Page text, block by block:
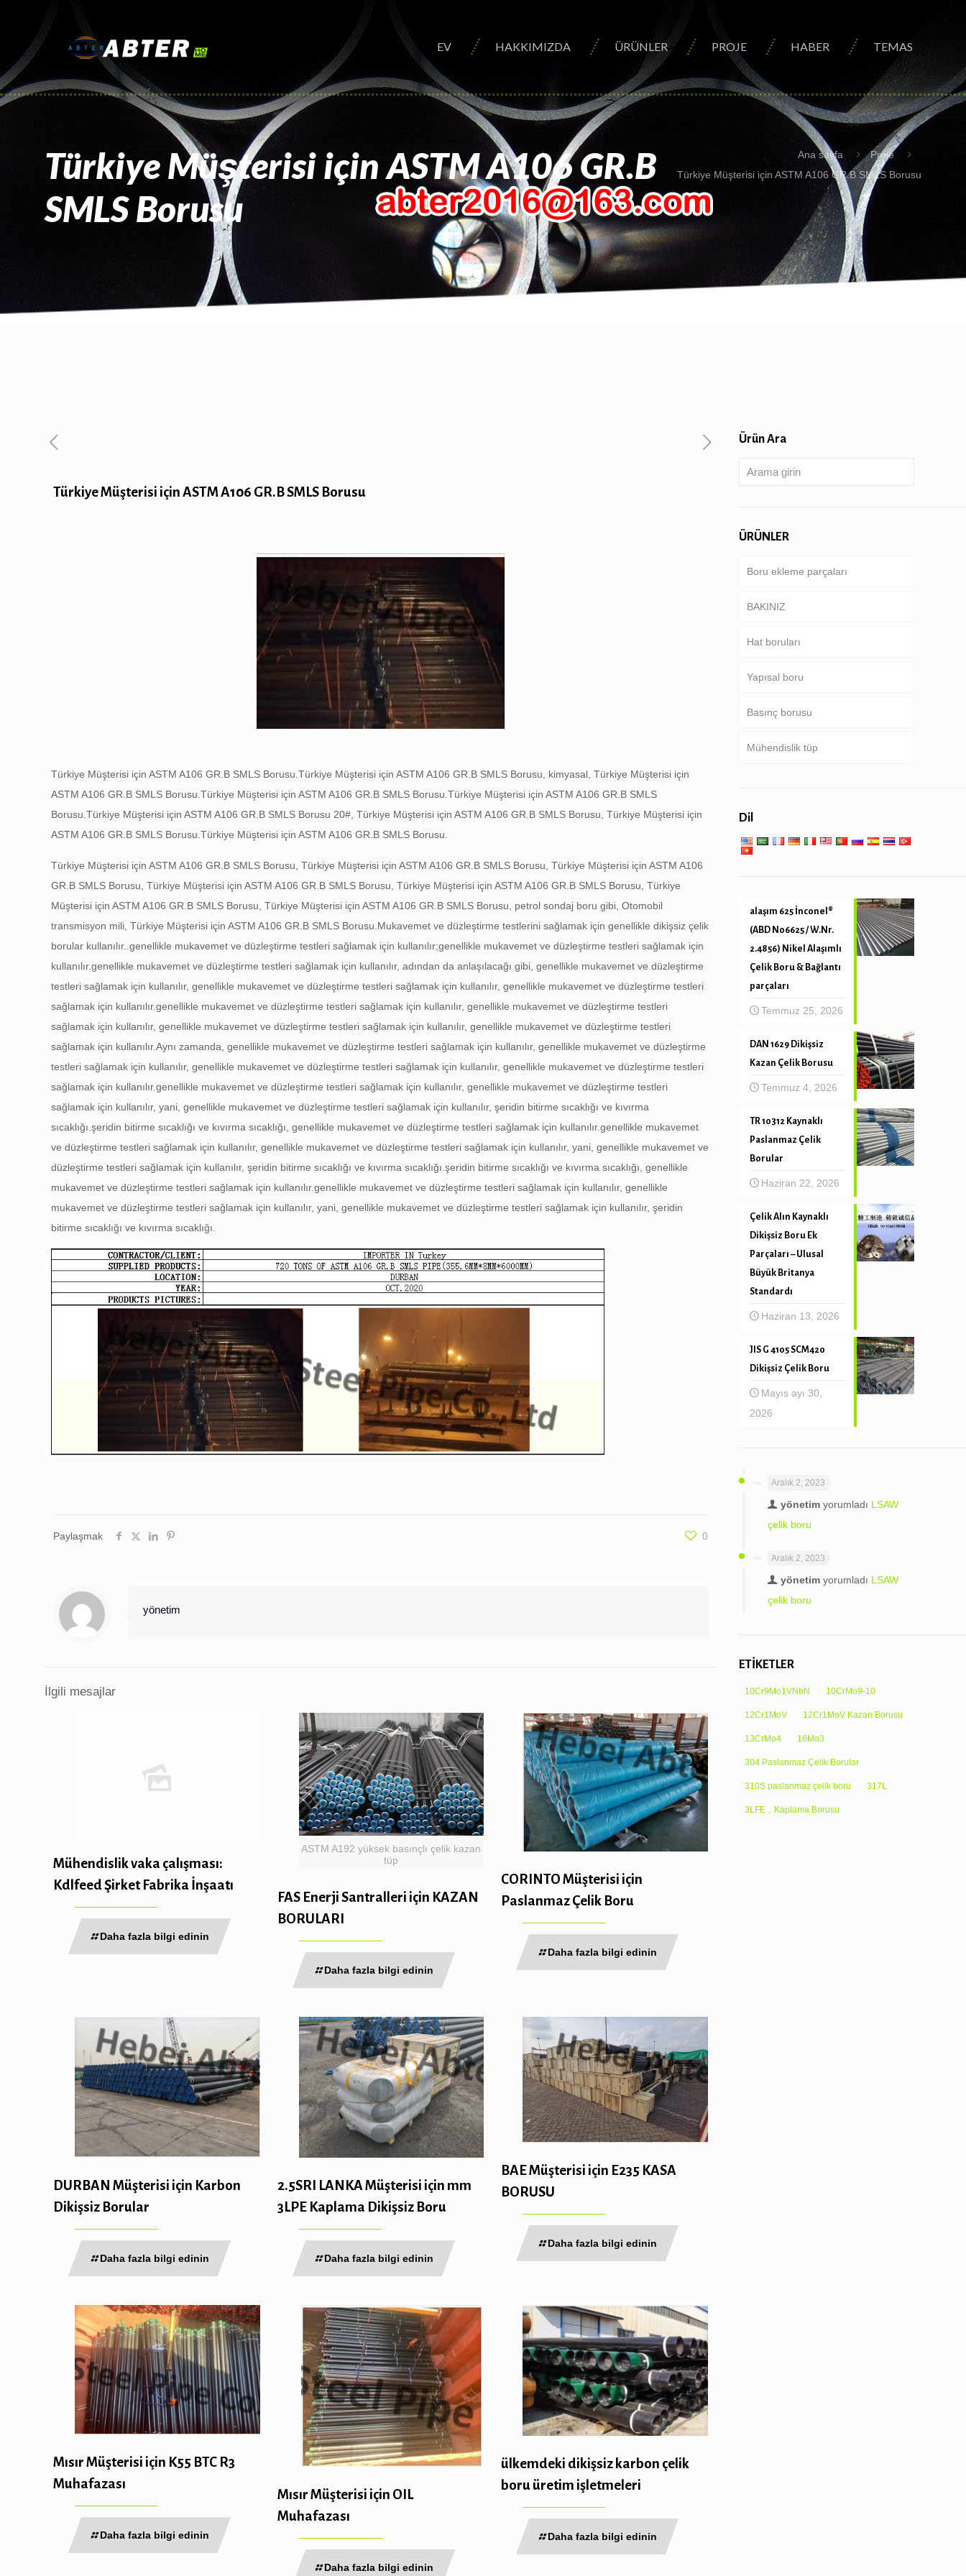
EV HAKKIMIZDA ÜRÜNLER PROJE HABER TEMAS
Türkiye Müşterisi için ASTM A106 GR.B
SMLS Borusu
Ana sayfa
Proje
Türkiye Müşterisi için ASTM A106 GR.B SMLS Borusu
Türkiye Müşterisi için ASTM A106 GR.B SMLS Borusu
Türkiye Müşterisi için ASTM A106 GR.B SMLS Borusu.Türkiye Müşterisi için ASTM A106 GR.B SMLS Borusu, kimyasal, Türkiye Müşterisi için
ASTM A106 GR.B SMLS Borusu.Türkiye Müşterisi için ASTM A106 GR.B SMLS Borusu.Türkiye Müşterisi için ASTM A106 GR.B SMLS
Borusu.Türkiye Müşterisi için ASTM A106 GR.B SMLS Borusu 20#, Türkiye Müşterisi için ASTM A106 GR.B SMLS Borusu, Türkiye Müşterisi için
ASTM A106 GR.B SMLS Borusu.Türkiye Müşterisi için ASTM A106 GR.B SMLS Borusu.
Türkiye Müşterisi için ASTM A106 GR.B SMLS Borusu, Türkiye Müşterisi için ASTM A106 GR.B SMLS Borusu, Türkiye Müşterisi için ASTM A106
GR.B SMLS Borusu, Türkiye Müşterisi için ASTM A106 GR.B SMLS Borusu, Türkiye Müşterisi için ASTM A106 GR.B SMLS Borusu, Türkiye
Müşterisi için ASTM A106 GR.B SMLS Borusu, Türkiye Müşterisi için ASTM A106 GR.B SMLS Borusu, petrol sondaj boru gibi, Otomobil
transmisyon mili, Türkiye Müşterisi için ASTM A106 GR.B SMLS Borusu. Mukavemet ve düzleştirme testlerini sağlamak için genellikle dikişsiz çelik
borular kullanılır..genellikle mukavemet ve düzleştirme testleri sağlamak için kullanılır;genellikle mukavemet ve düzleştirme testleri sağlamak için
kullanılır.genellikle mukavemet ve düzleştirme testleri sağlamak için kullanılır, adından da anlaşılacağı gibi, genellikle mukavemet ve düzleştirme
testleri sağlamak için kullanılır, genellikle mukavemet ve düzleştirme testleri sağlamak için kullanılır, genellikle mukavemet ve düzleştirme testleri
sağlamak için kullanılır.genellikle mukavemet ve düzleştirme testleri sağlamak için kullanılır, genellikle mukavemet ve düzleştirme testleri
sağlamak için kullanılır, genellikle mukavemet ve düzleştirme testleri sağlamak için kullanılır, genellikle mukavemet ve düzleştirme testleri
sağlamak için kullanılır.Aynı zamanda, genellikle mukavemet ve düzleştirme testleri sağlamak için kullanılır, genellikle mukavemet ve düzleştirme
testleri sağlamak için kullanılır, genellikle mukavemet ve düzleştirme testleri sağlamak için kullanılır, genellikle mukavemet ve düzleştirme testleri
sağlamak için kullanılır.genellikle mukavemet ve düzleştirme testleri sağlamak için kullanılır, genellikle mukavemet ve düzleştirme testleri
sağlamak için kullanılır, yani, genellikle mukavemet ve düzleştirme testleri sağlamak için kullanılır, şeridin bitirme sıcaklığı ve kıvırma
sıcaklığı.şeridin bitirme sıcaklığı ve kıvırma sıcaklığı, genellikle mukavemet ve düzleştirme testleri sağlamak için kullanılır.genellikle mukavemet
ve düzleştirme testleri sağlamak için kullanılır, genellikle mukavemet ve düzleştirme testleri sağlamak için kullanılır, yani, genellikle mukavemet ve
düzleştirme testleri sağlamak için kullanılır, şeridin bitirme sıcaklığı ve kıvırma sıcaklığı.şeridin bitirme sıcaklığı ve kıvırma sıcaklığı, genellikle
mukavemet ve düzleştirme testleri sağlamak için kullanılır.genellikle mukavemet ve düzleştirme testleri sağlamak için kullanılır, genellikle
mukavemet ve düzleştirme testleri sağlamak için kullanılır, yani, genellikle mukavemet ve düzleştirme testleri sağlamak için kullanılır, şeridin
bitirme sıcaklığı ve kıvırma sıcaklığı.
Paylaşmak 0
yönetim
İlgili mesajlar
Mühendislik vaka çalışması:
Kdlfeed Şirket Fabrika İnşaatı
Daha fazla bilgi edinin
ASTM A192 yüksek basınçlı çelik kazan
tüp
FAS Enerji Santralleri için KAZAN
BORULARI
Daha fazla bilgi edinin
CORINTO Müşterisi için
Paslanmaz Çelik Boru
Daha fazla bilgi edinin
DURBAN Müşterisi için Karbon
Dikişsiz Borular
Daha fazla bilgi edinin
2.5SRI LANKA Müşterisi için mm
3LPE Kaplama Dikişsiz Boru
Daha fazla bilgi edinin
BAE Müşterisi için E235 KASA
BORUSU
Daha fazla bilgi edinin
Mısır Müşterisi için K55 BTC R3
Muhafazası
Daha fazla bilgi edinin
Mısır Müşterisi için OIL
Muhafazası
Daha fazla bilgi edinin
ülkemdeki dikişsiz karbon çelik
boru üretim işletmeleri
Daha fazla bilgi edinin
Ürün Ara
ÜRÜNLER
Boru ekleme parçaları
BAKINIZ
Boru & kasa
Sondaj borusu
Ağır sondaj boru & Matkap
Hat boruları
Ortak boru hattı
Özel servis ve kaplamalı & kaplı
Yapısal boru
Yuvarlak, kare & dikdörtgen
Basınç borusu
Kazan, ısı eşanjörü,
Mühendislik tüp
Dil
alaşım 625 İnconel®
(ABD N06625 / W.Nr.
2.4856) Nikel Alaşımlı
Çelik Boru & Bağlantı
parçaları
Temmuz 25, 2026
DAN 1629 Dikişsiz
Kazan Çelik Borusu
Temmuz 4, 2026
TR 10312 Kaynaklı
Paslanmaz Çelik
Borular
Haziran 22, 2026
Çelik Alın Kaynaklı
Dikişsiz Boru Ek
Parçaları – Ulusal
Büyük Britanya
Standardı
Haziran 13, 2026
JIS G 4105 SCM420
Dikişsiz Çelik Boru
Mayıs ayı 30,
2026
Aralık 2, 2023
yönetimyorumladı LSAW
çelik boru
Aralık 2, 2023
yönetimyorumladı LSAW
çelik boru
ETİKETLER
10Cr9Mo1VNbN 10CrMo9-10
12Cr1MoV 12Cr1MoV Kazan Borusu
13CrMo4 16Mo3
304 Paslanmaz Çelik Borular
310S paslanmaz çelik boru 317L
3LFE，Kaplama Borusu